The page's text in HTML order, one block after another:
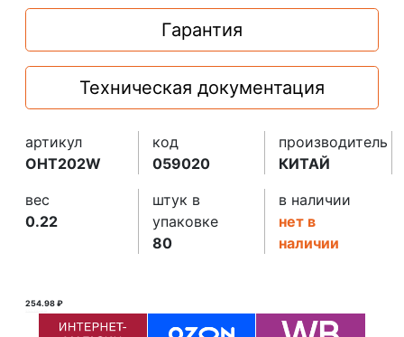
Гарантия
Техническая документация
артикул
OHT202W
код
059020
производитель
КИТАЙ
вес
0.22
штук в
упаковке
80
в наличии
нет в
наличии
254.98 ₽